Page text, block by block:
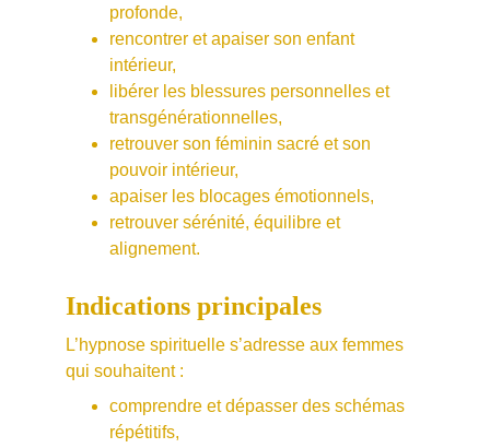
profonde,
rencontrer et apaiser son enfant
intérieur,
libérer les blessures personnelles et
transgénérationnelles,
retrouver son féminin sacré et son
pouvoir intérieur,
apaiser les blocages émotionnels,
retrouver sérénité, équilibre et
alignement.
Indications principales
L’hypnose spirituelle s’adresse aux femmes
qui souhaitent :
comprendre et dépasser des schémas
répétitifs,